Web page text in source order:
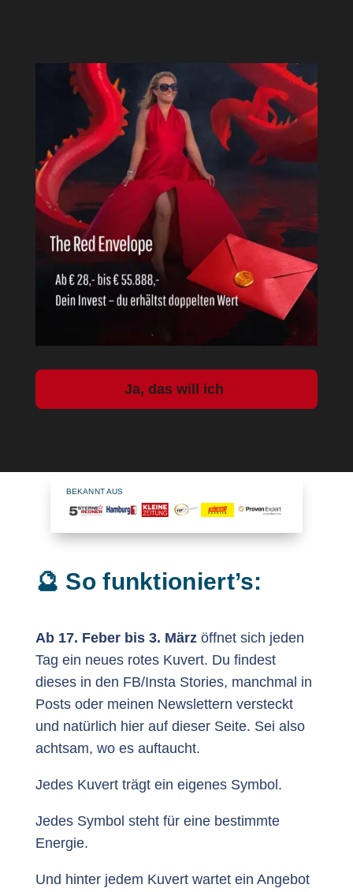
Ja, das will ich
BEKANNT AUS
🔮 So funktioniert’s:
Ab 17. Feber bis 3. Märzöffnet sich jeden
Tag ein neues rotes Kuvert. Du findest
dieses in den FB/Insta Stories, manchmal in
Posts oder meinen Newslettern versteckt
und natürlich hier auf dieser Seite. Sei also
achtsam, wo es auftaucht.
Jedes Kuvert trägt ein eigenes Symbol.
Jedes Symbol steht für eine bestimmte
Energie.
Und hinter jedem Kuvert wartet ein Angebot